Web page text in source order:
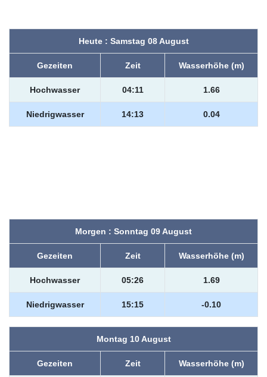
Heute : Samstag 08 August
Gezeiten Zeit Wasserhöhe (m)
Hochwasser 04:11 1.66
Niedrigwasser 14:13 0.04
Morgen : Sonntag 09 August
Gezeiten Zeit Wasserhöhe (m)
Hochwasser 05:26 1.69
Niedrigwasser 15:15 -0.10
Montag 10 August
Gezeiten Zeit Wasserhöhe (m)